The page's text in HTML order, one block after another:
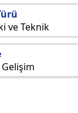
ve Teknik